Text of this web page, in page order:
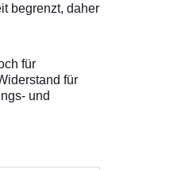
begrenzt, daher
für
für
und